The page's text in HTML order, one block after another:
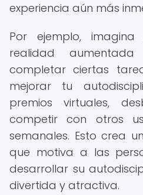
experiencia aún más
Por ejemplo,
realidad
completar ciertas
mejorar tu
premios virtuales,
competir con otros
semanales. Esto crea
que motiva a las
desarrollar su
divertida y atractiva.